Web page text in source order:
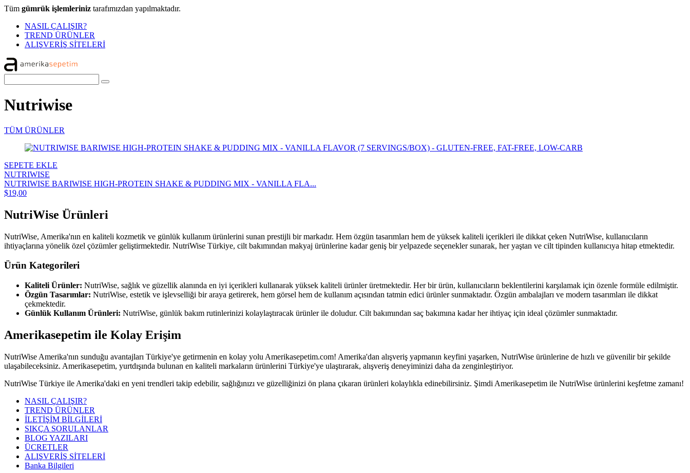
Tüm gümrük işlemleriniz tarafımızdan yapılmaktadır.
NASIL ÇALIŞIR?
TREND ÜRÜNLER
ALIŞVERİŞ SİTELERİ
Nutriwise
TÜM ÜRÜNLER
SEPETE EKLE
NUTRIWISE
NUTRIWISE BARIWISE HIGH-PROTEIN SHAKE & PUDDING MIX - VANILLA FLA...
$19,00
NutriWise Ürünleri
NutriWise, Amerika'nın en kaliteli kozmetik ve günlük kullanım ürünlerini sunan prestijli bir markadır. Hem özgün tasarımları hem de yüksek kaliteli içerikleri ile dikkat çeken NutriWise, kullanıcıların
ihtiyaçlarına yönelik özel çözümler geliştirmektedir. NutriWise Türkiye, cilt bakımından makyaj ürünlerine kadar geniş bir yelpazede seçenekler sunarak, her yaştan ve cilt tipinden kullanıcıya hitap etmektedir.
Ürün Kategorileri
Kaliteli Ürünler: NutriWise, sağlık ve güzellik alanında en iyi içerikleri kullanarak yüksek kaliteli ürünler üretmektedir. Her bir ürün, kullanıcıların beklentilerini karşılamak için özenle formüle edilmiştir.
Özgün Tasarımlar: NutriWise, estetik ve işlevselliği bir araya getirerek, hem görsel hem de kullanım açısından tatmin edici ürünler sunmaktadır. Özgün ambalajları ve modern tasarımları ile dikkat
çekmektedir.
Günlük Kullanım Ürünleri: NutriWise, günlük bakım rutinlerinizi kolaylaştıracak ürünler ile doludur. Cilt bakımından saç bakımına kadar her ihtiyaç için ideal çözümler sunmaktadır.
Amerikasepetim ile Kolay Erişim
NutriWise Amerika'nın sunduğu avantajları Türkiye'ye getirmenin en kolay yolu Amerikasepetim.com! Amerika'dan alışveriş yapmanın keyfini yaşarken, NutriWise ürünlerine de hızlı ve güvenilir bir şekilde
ulaşabileceksiniz. Amerikasepetim, yurtdışında bulunan en kaliteli markaların ürünlerini Türkiye'ye ulaştırarak, alışveriş deneyiminizi daha da zenginleştiriyor.
NutriWise Türkiye ile Amerika'daki en yeni trendleri takip edebilir, sağlığınızı ve güzelliğinizi ön plana çıkaran ürünleri kolaylıkla edinebilirsiniz. Şimdi Amerikasepetim ile NutriWise ürünlerini keşfetme zamanı!
NASIL ÇALIŞIR?
TREND ÜRÜNLER
İLETİŞİM BİLGİLERİ
SIKÇA SORULANLAR
BLOG YAZILARI
ÜCRETLER
ALIŞVERİŞ SİTELERİ
Banka Bilgileri